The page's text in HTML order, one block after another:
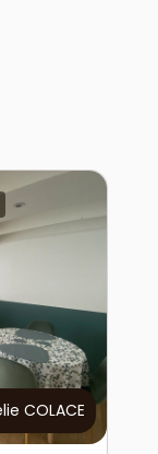
COLACE